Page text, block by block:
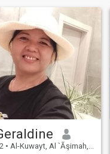
• Al-Kuwayt, Al `Āşimah, Kuwait